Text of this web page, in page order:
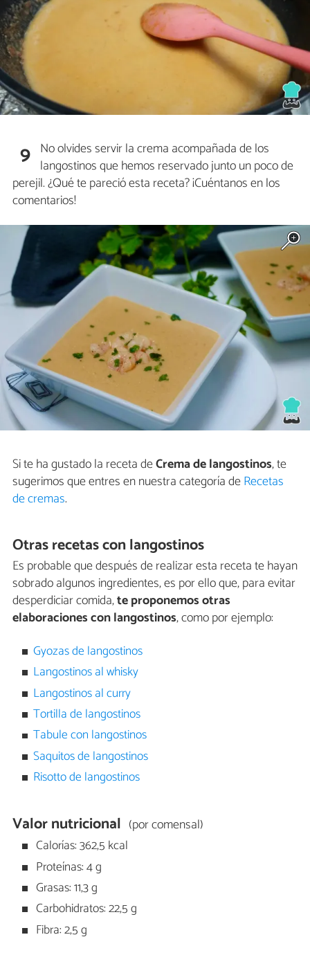
9 No olvides servir la crema acompañada de los
langostinos que hemos reservado junto un poco de
perejil. ¿Qué te pareció esta receta? ¡Cuéntanos en los
comentarios!
Si te ha gustado la receta deCrema de langostinos, te
sugerimos que entres en nuestra categoría deRecetas
de cremas.
Otras recetas con langostinos
Es probable que después de realizar esta receta te hayan
sobrado algunos ingredientes, es por ello que, para evitar
desperdiciar comida,te proponemos otras
elaboraciones con langostinos, como por ejemplo:
Gyozas de langostinos
Langostinos al whisky
Langostinos al curry
Tortilla de langostinos
Tabule con langostinos
Saquitos de langostinos
Risotto de langostinos
Valor nutricional (por comensal)
Calorías: 362,5 kcal
Proteínas: 4 g
Grasas: 11,3 g
Carbohidratos: 22,5 g
Fibra: 2,5 g